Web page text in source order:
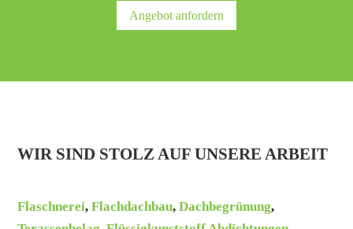
Angebot anfordern
WIR SIND STOLZ AUF UNSERE ARBEIT
Flaschnerei,Flachdachbau,Dachbegrünung,